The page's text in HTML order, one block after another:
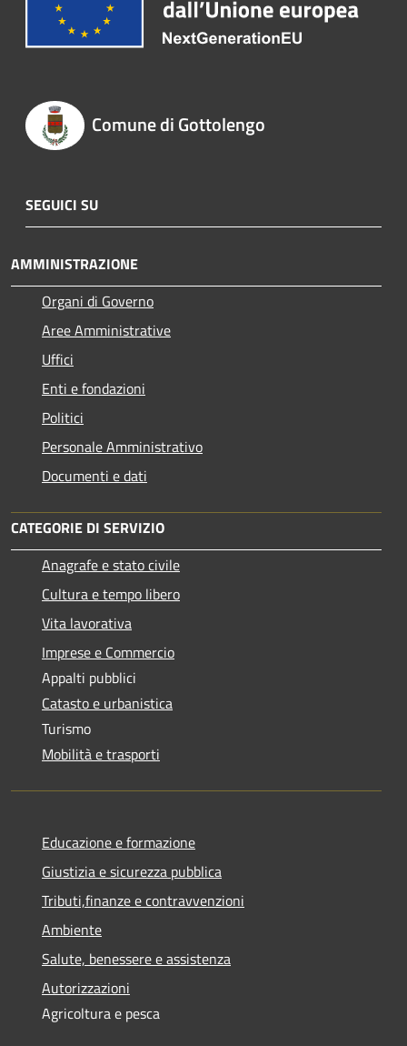
Comune di Gottolengo
SEGUICI SU
AMMINISTRAZIONE
Organi di Governo
Aree Amministrative
Uffici
Enti e fondazioni
Politici
Personale Amministrativo
Documenti e dati
CATEGORIE DI SERVIZIO
Anagrafe e stato civile
Cultura e tempo libero
Vita lavorativa
Imprese e Commercio
Appalti pubblici
Catasto e urbanistica
Turismo
Mobilità e trasporti
Educazione e formazione
Giustizia e sicurezza pubblica
Tributi,finanze e contravvenzioni
Ambiente
Salute, benessere e assistenza
Autorizzazioni
Agricoltura e pesca